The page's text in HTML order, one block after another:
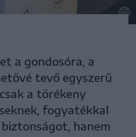
a gondosóra, a
tevő egyszerű
a törékeny
fogyatékkal
hanem